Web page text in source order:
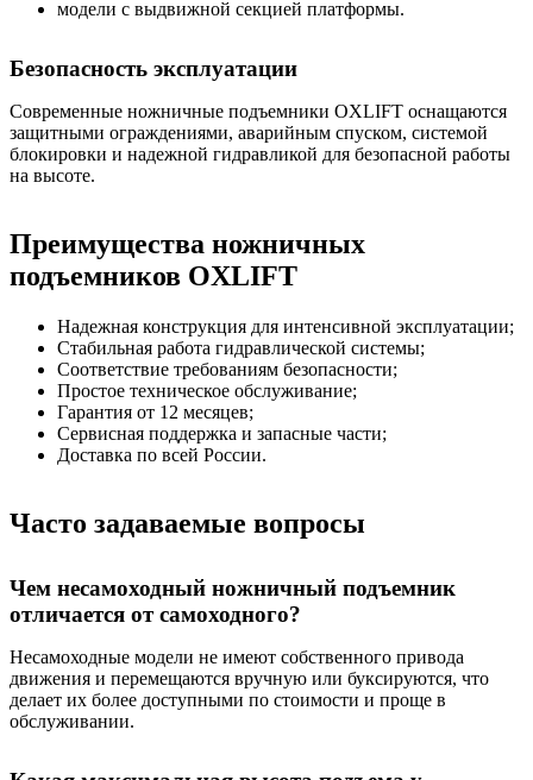
модели с выдвижной секцией платформы.
Безопасность эксплуатации
Современные ножничные подъемники OXLIFT оснащаются
защитными ограждениями, аварийным спуском, системой
блокировки и надежной гидравликой для безопасной работы
на высоте.
Преимущества ножничных
подъемников OXLIFT
Надежная конструкция для интенсивной эксплуатации;
Стабильная работа гидравлической системы;
Соответствие требованиям безопасности;
Простое техническое обслуживание;
Гарантия от 12 месяцев;
Сервисная поддержка и запасные части;
Доставка по всей России.
Часто задаваемые вопросы
Чем несамоходный ножничный подъемник
отличается от самоходного?
Несамоходные модели не имеют собственного привода
движения и перемещаются вручную или буксируются, что
делает их более доступными по стоимости и проще в
обслуживании.